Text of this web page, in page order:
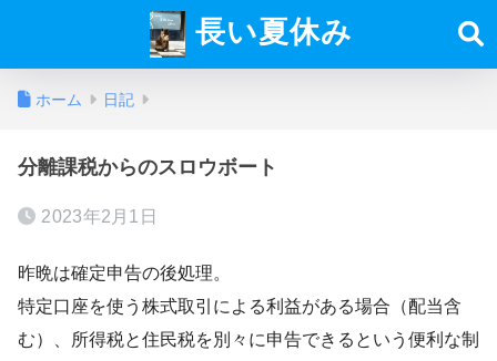
長い夏休み
ホーム 日記
分離課税からのスロウボート
2023年2月1日
昨晩は確定申告の後処理。
特定口座を使う株式取引による利益がある場合（配当含
む）、所得税と住民税を別々に申告できるという便利な制